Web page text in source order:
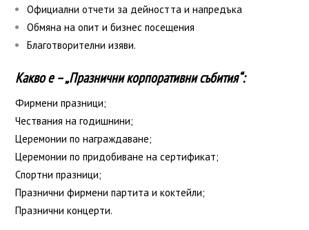
Официални отчети за дейността и напредъка
Обмяна на опит и бизнес посещения
Благотворителни изяви.
Какво е – „Празнични корпоративни събития“:
Фирмени празници;
Чествания на годишнини;
Церемонии по награждаване;
Церемонии по придобиване на сертификат;
Спортни празници;
Празнични фирмени партита и коктейли;
Празнични концерти.